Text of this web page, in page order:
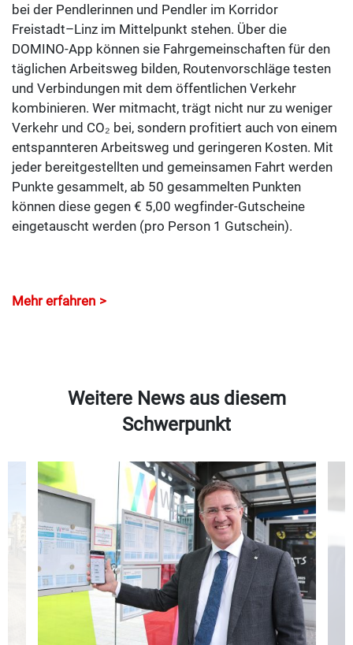
bei der Pendlerinnen und Pendler im Korridor
Freistadt–Linz im Mittelpunkt stehen. Über die
DOMINO-App können sie Fahrgemeinschaften für den
täglichen Arbeitsweg bilden, Routenvorschläge testen
und Verbindungen mit dem öffentlichen Verkehr
kombinieren. Wer mitmacht, trägt nicht nur zu weniger
Verkehr und CO₂ bei, sondern profitiert auch von einem
entspannteren Arbeitsweg und geringeren Kosten. Mit
jeder bereitgestellten und gemeinsamen Fahrt werden
Punkte gesammelt, ab 50 gesammelten Punkten
können diese gegen € 5,00 wegfinder-Gutscheine
eingetauscht werden (pro Person 1 Gutschein).
Mehr erfahren
Weitere News aus diesem
Schwerpunkt